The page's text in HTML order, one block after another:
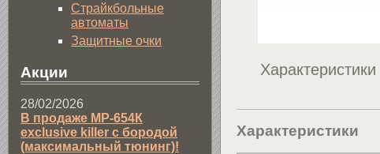
Характеристики
Характеристики
Страйкбольные
автоматы
Защитные очки
Акции
28/02/2026
В продаже МР-654К
exclusive killer с бородой
(максимальный тюнинг)!